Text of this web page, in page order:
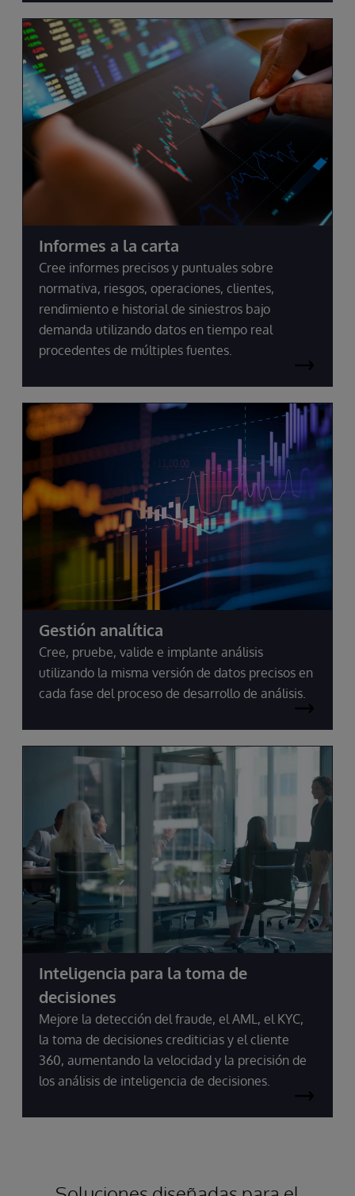
Informes a la carta
Cree informes precisos y puntuales sobre
normativa, riesgos, operaciones, clientes,
rendimiento e historial de siniestros bajo
demanda utilizando datos en tiempo real
procedentes de múltiples fuentes.
Gestión analítica
Cree, pruebe, valide e implante análisis
utilizando la misma versión de datos precisos en
cada fase del proceso de desarrollo de análisis.
Inteligencia para la toma de
decisiones
Mejore la detección del fraude, el AML, el KYC,
la toma de decisiones crediticias y el cliente
360, aumentando la velocidad y la precisión de
los análisis de inteligencia de decisiones.